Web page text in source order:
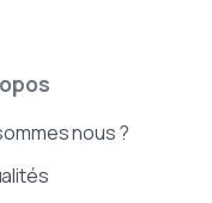
nous ?